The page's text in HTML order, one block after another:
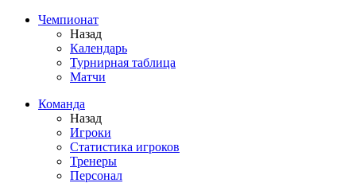
Чемпионат
Назад
Календарь
Турнирная таблица
Матчи
Команда
Назад
Игроки
Статистика игроков
Тренеры
Персонал